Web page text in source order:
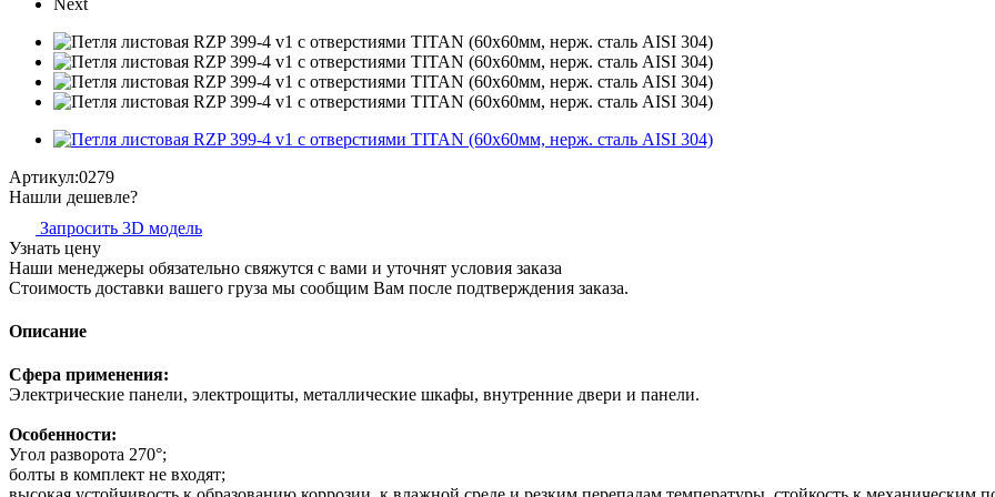
Артикул:0279
Нашли дешевле?
Запросить 3D модель
Узнать цену
Наши менеджеры обязательно свяжутся с вами и уточнят условия заказа
Стоимость доставки вашего груза мы сообщим Вам после подтверждения заказа.
Описание
Сфера применения:
Электрические панели, электрощиты, металлические шкафы, внутренние двери и панели.
Особенности:
Угол разворота 270°;
болты в комплект не входят;